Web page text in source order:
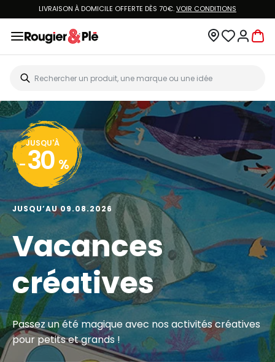
LIVRAISON À DOMICILE OFFERTE DÈS 70€.VOIR CONDITIONS
JUSQU'À
- 30 %
JUSQU’AU 09.08.2026
Vacances
créatives
Passez un été magique avec nos activités créatives
pour petits et grands !